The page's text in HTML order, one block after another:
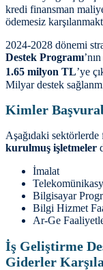
kredi finansman
ödemesiz
2024-2028 dönemi
Destek Programı
1.65 milyon TL’ye
Milyar destek
Kimler
Aşağıdaki
kurulmuş işletmeler
İmalat
Bilgisayar
Bilgi Hizmet
Ar-Ge
İş Geliştirme
Giderler